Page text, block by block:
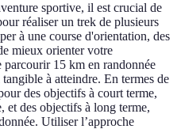
sportive, il est crucial de
réaliser un trek de plusieurs
à une course d'orientation, des
mieux orienter votre
parcourir 15 km en randonnée
à atteindre. En termes de
des objectifs à court terme,
et des objectifs à long terme,
Utiliser l’approche